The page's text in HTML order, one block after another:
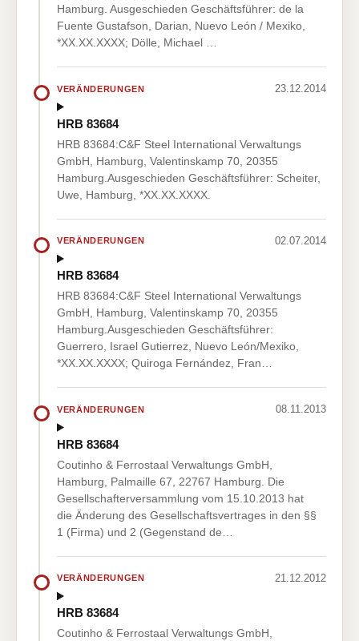
Hamburg. Ausgeschieden Geschäftsführer: de la
Fuente Gustafson, Darian, Nuevo León / Mexiko,
*XX.XX.XXXX; Dölle, Michael …
VERÄNDERUNGEN 23.12.2014
HRB 83684
HRB 83684:C&F Steel International Verwaltungs
GmbH, Hamburg, Valentinskamp 70, 20355
Hamburg.Ausgeschieden Geschäftsführer: Scheiter,
Uwe, Hamburg, *XX.XX.XXXX.
VERÄNDERUNGEN 02.07.2014
HRB 83684
HRB 83684:C&F Steel International Verwaltungs
GmbH, Hamburg, Valentinskamp 70, 20355
Hamburg.Ausgeschieden Geschäftsführer:
Guerrero, Israel Gutierrez, Nuevo León/Mexiko,
*XX.XX.XXXX; Quiroga Fernández, Fran…
VERÄNDERUNGEN 08.11.2013
HRB 83684
Coutinho & Ferrostaal Verwaltungs GmbH,
Hamburg, Palmaille 67, 22767 Hamburg. Die
Gesellschafterversammlung vom 15.10.2013 hat
die Änderung des Gesellschaftsvertrages in den §§
1 (Firma) und 2 (Gegenstand de…
VERÄNDERUNGEN 21.12.2012
HRB 83684
Coutinho & Ferrostaal Verwaltungs GmbH,